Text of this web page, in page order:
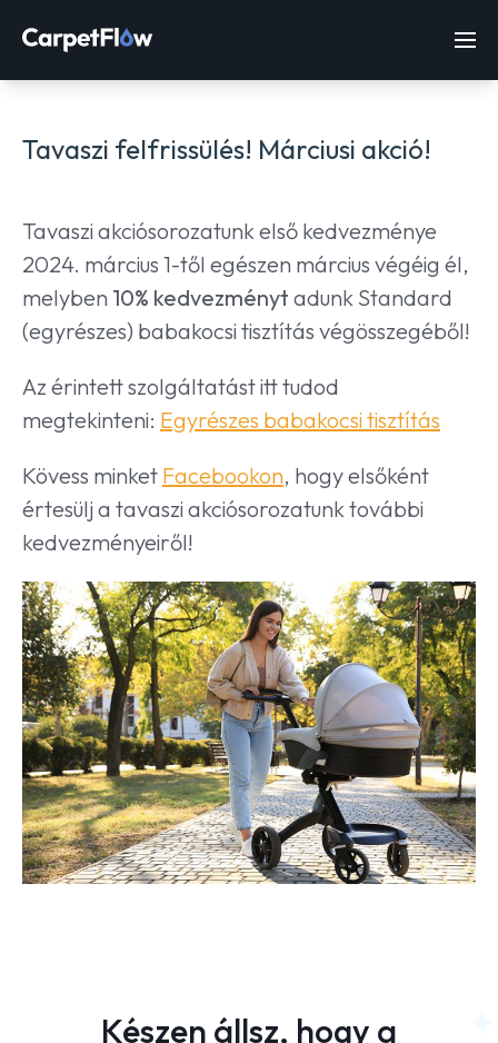
Tavaszi felfrissülés! Márciusi akció!
Tavaszi akciósorozatunk első kedvezménye
2024. március 1-től egészen március végéig él,
melyben 10% kedvezményt adunk Standard
(egyrészes) babakocsi tisztítás végösszegéből!
Az érintett szolgáltatást itt tudod
megtekinteni: Egyrészes babakocsi tisztítás
Kövess minket Facebookon, hogy elsőként
értesülj a tavaszi akciósorozatunk további
kedvezményeiről!
Készen állsz, hogy a